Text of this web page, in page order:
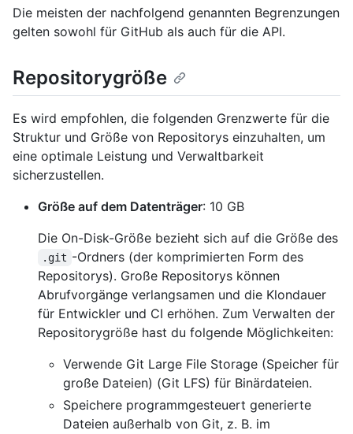
Die meisten der nachfolgend genannten Begrenzungen
gelten sowohl für GitHub als auch für die API.
Repositorygröße
Es wird empfohlen, die folgenden Grenzwerte für die
Struktur und Größe von Repositorys einzuhalten, um
eine optimale Leistung und Verwaltbarkeit
sicherzustellen.
Größe auf dem Datenträger: 10 GB
Die On-Disk-Größe bezieht sich auf die Größe des
.git -Ordners (der komprimierten Form des
Repositorys). Große Repositorys können
Abrufvorgänge verlangsamen und die Klondauer
für Entwickler und CI erhöhen. Zum Verwalten der
Repositorygröße hast du folgende Möglichkeiten:
Verwende Git Large File Storage (Speicher für
große Dateien) (Git LFS) für Binärdateien.
Speichere programmgesteuert generierte
Dateien außerhalb von Git, z. B. im